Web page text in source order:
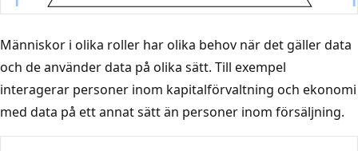
Människor i olika roller har olika behov när det gäller data
och de använder data på olika sätt. Till exempel
interagerar personer inom kapitalförvaltning och ekonomi
med data på ett annat sätt än personer inom försäljning.